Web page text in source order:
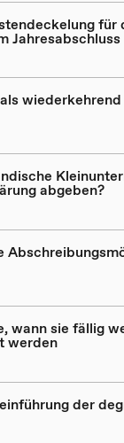
für
Jahresabschluss
abgeben?
wann sie fällig
werden
der